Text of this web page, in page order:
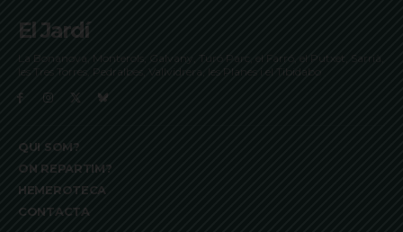
El Jardí
La Bonanova, Monterols, Galvany, Turó Parc, el Farró, el Putxet, Sarrià,
les Tres Torres, Pedralbes, Vallvidrera, les Planes i el Tibidabo
QUI SOM?
ON REPARTIM?
HEMEROTECA
CONTACTA